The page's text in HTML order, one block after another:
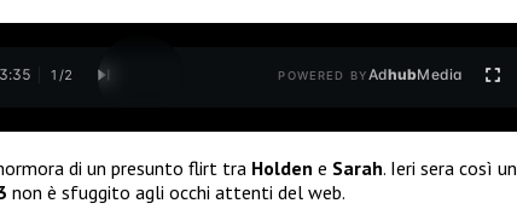
1 /2 POWERED BYAdhubMedia
di un presunto flirt tra Holden e Sarah. Ieri sera così un
non è sfuggito agli occhi attenti del web.